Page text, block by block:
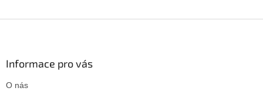
Informace pro vás
O nás